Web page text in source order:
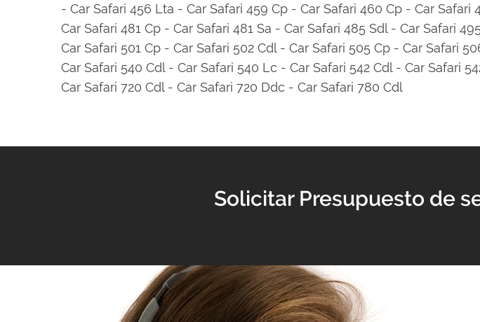
- Car Safari 456 Lta - Car Safari 459 Cp - Car Safari 460 Cp - Car
Car Safari 481 Cp - Car Safari 481 Sa - Car Safari 485 Sdl - Car Safari
Car Safari 501 Cp - Car Safari 502 Cdl - Car Safari 505 Cp - Car Safari
Car Safari 540 Cdl - Car Safari 540 Lc - Car Safari 542 Cdl - Car Safari
Car Safari 720 Cdl - Car Safari 720 Ddc - Car Safari 780 Cdl
Solicitar Presupuesto de